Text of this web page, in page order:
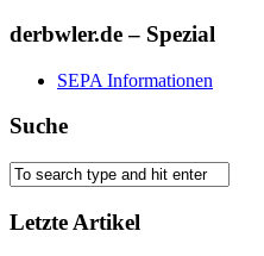
derbwler.de – Spezial
SEPA Informationen
Suche
Letzte Artikel